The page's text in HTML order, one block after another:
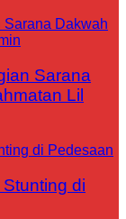
Sarana
Lil
di